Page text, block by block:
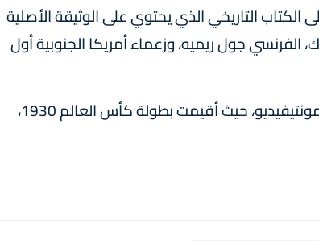
الكتاب التاريخي الذي يحتوي على الوثيقة الأصلية
الفرنسي جول ريميه، وزعماء أمريكا الجنوبية أول
وتم العثور على الوثيقة مؤخرًا في ملعب سينتيناريو في مونتيفيديو، حيث أقيمت بطولة كأس العالم 1930،